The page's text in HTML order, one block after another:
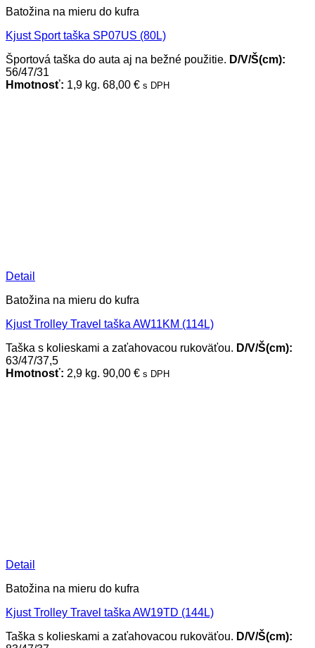
Batožina na mieru do kufra
Kjust Sport taška SP07US (80L)
Športová taška do auta aj na bežné použitie. D/V/Š(cm):
56/47/31
Hmotnosť: 1,9 kg. 68,00 € s DPH
Detail
Batožina na mieru do kufra
Kjust Trolley Travel taška AW11KM (114L)
Taška s kolieskami a zaťahovacou rukoväťou. D/V/Š(cm):
63/47/37,5
Hmotnosť: 2,9 kg. 90,00 € s DPH
Detail
Batožina na mieru do kufra
Kjust Trolley Travel taška AW19TD (144L)
Taška s kolieskami a zaťahovacou rukoväťou. D/V/Š(cm):